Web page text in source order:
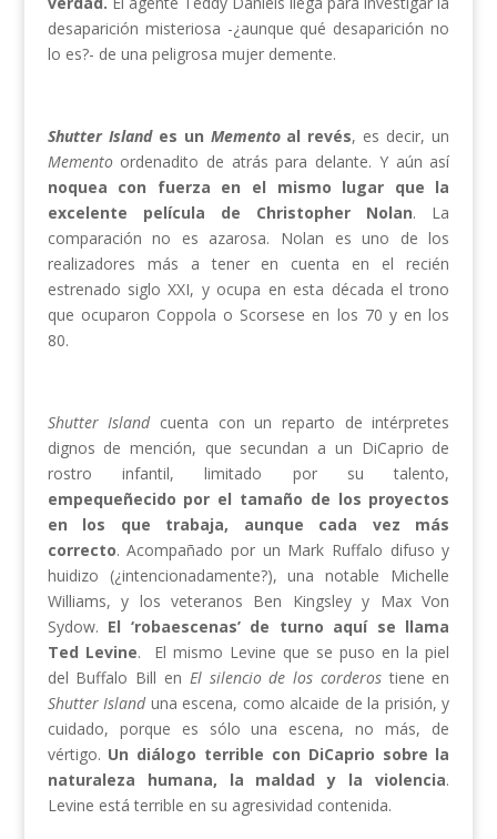
desaparición misteriosa -¿aunque qué desaparición no
lo es?- de una peligrosa mujer demente.
Shutter Islandes un Mementoal revés, es decir, un
Mementoordenadito de atrás para delante. Y aún así
noquea con fuerza en el mismo lugar que la
excelente película de Christopher Nolan. La
comparación no es azarosa. Nolan es uno de los
realizadores más a tener en cuenta en el recién
estrenado siglo XXI, y ocupa en esta década el trono
que ocuparon Coppola o Scorsese en los 70 y en los
80.
Shutter Island cuenta con un reparto de intérpretes
dignos de mención, que secundan a un DiCaprio de
rostro infantil, limitado por su talento,
empequeñecido por el tamaño de los proyectos
en los que trabaja, aunque cada vez más
correcto. Acompañado por un Mark Ruffalo difuso y
huidizo (¿intencionadamente?), una notable Michelle
Williams, y los veteranos Ben Kingsley y Max Von
Sydow. El ‘robaescenas’ de turno aquí se llama
Ted Levine. El mismo Levine que se puso en la piel
del Buffalo Bill en El silencio de los corderostiene en
Shutter Islanduna escena, como alcaide de la prisión, y
cuidado, porque es sólo una escena, no más, de
vértigo. Un diálogo terrible con DiCaprio sobre la
naturaleza humana, la maldad y la violencia.
Levine está terrible en su agresividad contenida.